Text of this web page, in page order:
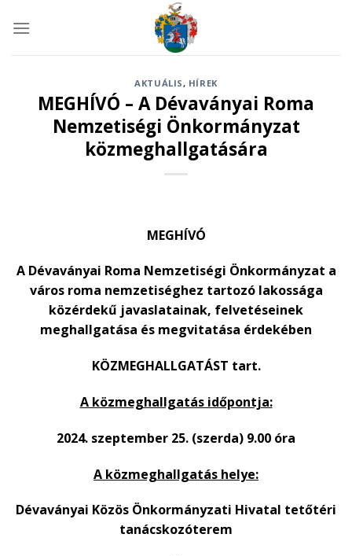
AKTUÁLIS, HÍREK
MEGHÍVÓ – A Dévaványai Roma
Nemzetiségi Önkormányzat
közmeghallgatására
MEGHÍVÓ
A Dévaványai Roma Nemzetiségi Önkormányzat a
város roma nemzetiséghez tartozó lakossága
közérdekű javaslatainak, felvetéseinek
meghallgatása és megvitatása érdekében
KÖZMEGHALLGATÁST tart.
A közmeghallgatás időpontja:
2024. szeptember 25. (szerda) 9.00 óra
A közmeghallgatás helye:
Dévaványai Közös Önkormányzati Hivatal tetőtéri
tanácskozóterem